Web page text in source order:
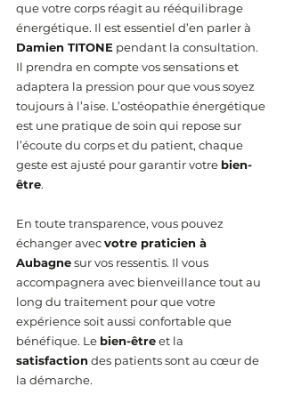
que votre corps réagit au rééquilibrage
énergétique. Il est essentiel d’en parler à
Damien TITONE pendant la consultation.
Il prendra en compte vos sensations et
adaptera la pression pour que vous soyez
toujours à l’aise. L’ostéopathie énergétique
est une pratique de soin qui repose sur
l’écoute du corps et du patient, chaque
geste est ajusté pour garantir votre bien-
être.
En toute transparence, vous pouvez
échanger avec votre praticien à
Aubagne sur vos ressentis. Il vous
accompagnera avec bienveillance tout au
long du traitement pour que votre
expérience soit aussi confortable que
bénéfique. Le bien-être et la
satisfaction des patients sont au cœur de
la démarche.